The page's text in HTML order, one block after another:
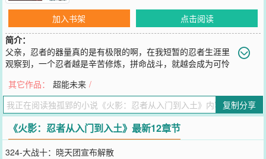
加入书架
点击阅读
简介：
父亲，忍者的器量真的是有极限的啊，在我短暂的忍者生涯里
观察到，一个忍者越是辛苦修炼，拼命战斗，就越会成为可怜
我…不当忍者了，父亲！
您要是觉得《火影：忍者从入门到入土》还不错的话请不要忘记向您
QQ群和微博微信里的朋友推荐哦！
其它作品： 超能未来 /
复制分享
《火影：忍者从入门到入土》最新12章节
324-大战十：晓天团宣布解散